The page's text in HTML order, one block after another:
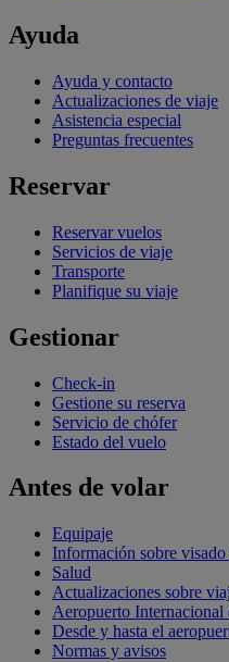
Ayuda
Ayuda y contacto
Actualizaciones de viaje
Asistencia especial
Preguntas frecuentes
Reservar
Reservar vuelos
Servicios de viaje
Transporte
Planifique su viaje
Gestionar
Check-in
Gestione su reserva
Servicio de chófer
Estado del vuelo
Antes de volar
Equipaje
Información sobre visado
Salud
Actualizaciones sobre
Aeropuerto Internacional
Desde y hasta el
Normas y avisos